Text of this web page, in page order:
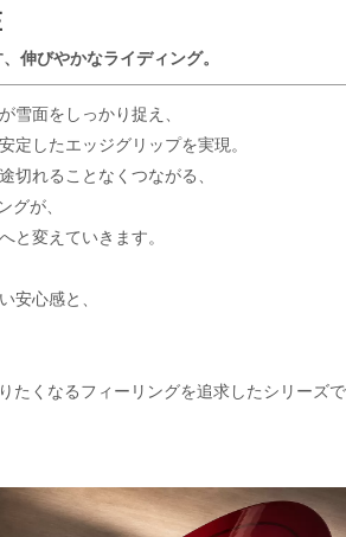
伸びやかなライディング。
雪面をしっかり捉え、
定したエッジグリップを実現。
切れることなくつながる、
が、
と変えていきます。
安心感と、
たくなるフィーリングを追求したシリーズで